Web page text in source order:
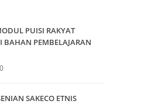
PUISI RAKYAT
BAHAN PEMBELAJARAN
SAKECO ETNIS